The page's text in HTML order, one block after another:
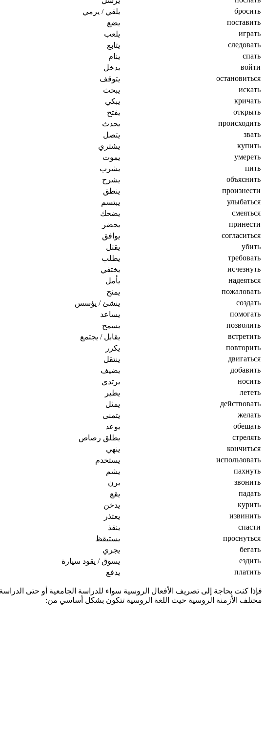
бросить
يلقي / يرمي
поставить
يضع
играть
يلعب
следовать
يتابع
спать
ينام
войти
يدخل
остановиться
يتوقف
искать
يبحث
кричать
يبكي
открыть
يفتح
происходить
يحدث
звать
يتصل
купить
يشتري
умереть
يموت
пить
يشرب
объяснить
يشرح
произнести
ينطق
улыбаться
يبتسم
смеяться
يضحك
принести
يحضر
согласиться
يوافق
убить
يقتل
требовать
يطلب
исчезнуть
يختفي
надеяться
يأمل
пожаловать
يمنح
создать
ينشئ / يؤسس
помогать
يساعد
позволить
يسمح
встретить
يقابل / يجتمع
повторить
يكرر
двигаться
ينتقل
добавить
يضيف
носить
يرتدي
лететь
يطير
действовать
يمثل
желать
يتمنى
обещать
يوعد
стрелять
يطلق رصاص
кончиться
ينهي
использовать
يستخدم
пахнуть
يشم
звонить
يرن
падать
يقع
курить
يدخن
извинить
يعتذر
спасти
ينقذ
проснуться
يستيقظ
бегать
يجري
ездить
يسوق / يقود سيارة
платить
يدفع
فإذا كنت بحاجة إلى تصريف الأفعال الروسية سواء للدراسة الجامعية أو حتى
مختلف الأزمنة الروسية حيث اللغة الروسية تتكون بشكل أساسي من: